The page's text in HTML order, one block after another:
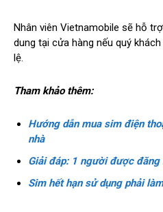
Nhân viên Vietnamobile sẽ hỗ
dung tại cửa hàng nếu quý
lệ.
Tham khảo thêm:
Hướng dẫn mua sim điện
nhà
Giải đáp: 1 người được
Sim hết hạn sử dụng phải